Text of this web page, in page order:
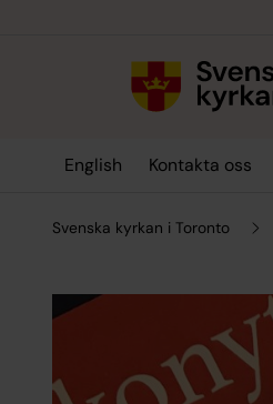
English Kontakta oss
Svenska kyrkan i Toronto